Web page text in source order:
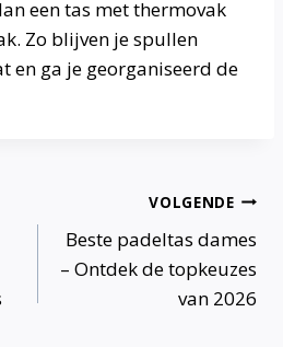
een tas met thermovak
Zo blijven je spullen
en ga je georganiseerd de
VOLGENDE
Beste padeltas dames
– Ontdek de topkeuzes
van 2026